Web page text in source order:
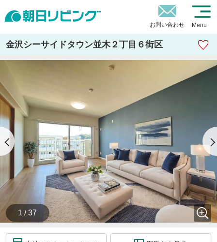
お問い合わせ Menu
金沢シーサイドタウン並木２丁目６街区
1 / 37